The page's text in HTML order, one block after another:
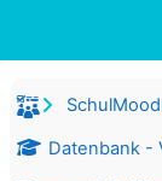
Datenbank -